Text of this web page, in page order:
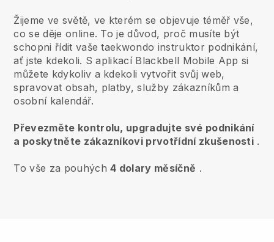
Žijeme ve světě, ve kterém se objevuje téměř vše,
co se děje online. To je důvod, proč musíte být
schopni řídit vaše taekwondo instruktor podnikání,
ať jste kdekoli. S aplikací Blackbell Mobile App si
můžete kdykoliv a kdekoli vytvořit svůj web,
spravovat obsah, platby, služby zákazníkům a
osobní kalendář.
Převezměte kontrolu, upgradujte své podnikání
a poskytněte zákazníkovi prvotřídní zkušenosti .
To vše za pouhých4 dolary měsíčně .